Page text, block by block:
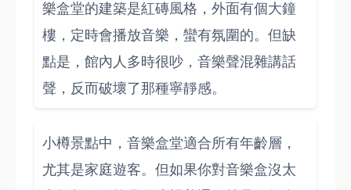
樂盒堂的建築是紅磚風格，外面有個大鐘
樓，定時會播放音樂，蠻有氛圍的。但缺
點是，館內人多時很吵，音樂聲混雜講話
聲，反而破壞了那種寧靜感。
小樽景點中，音樂盒堂適合所有年齡層，
尤其是家庭遊客。但如果你對音樂盒沒太